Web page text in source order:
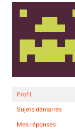
Profil
Sujets démarrés
Mes réponses